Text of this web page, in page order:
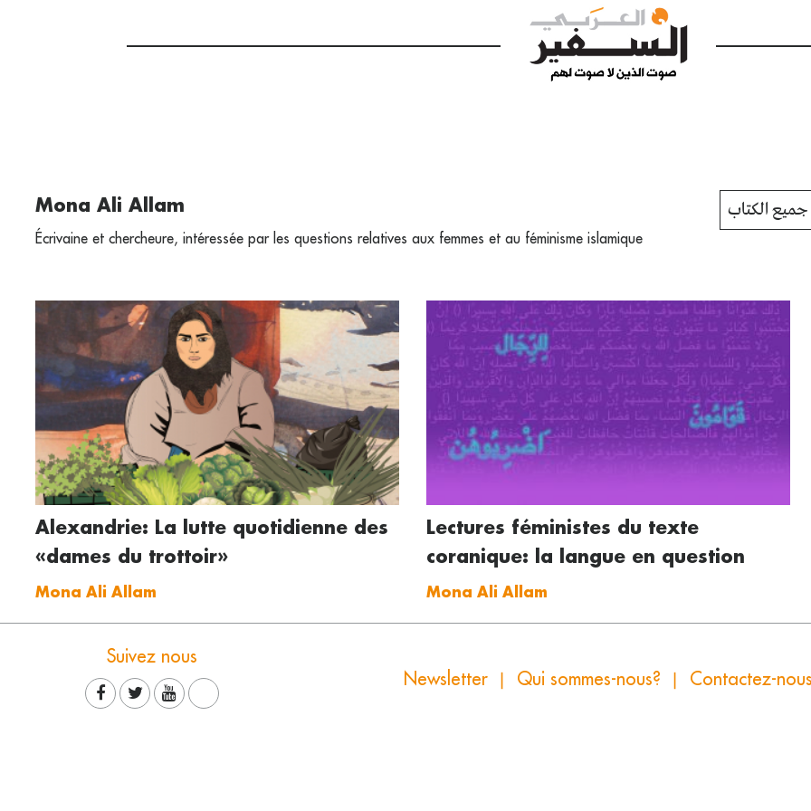
Mona Ali Allam
Écrivaine et chercheure, intéressée par les questions relatives aux femmes et au féminisme islamique
جميع الكتاب
Alexandrie: La lutte quotidienne des
«dames du trottoir»
Mona Ali Allam
Lectures féministes du texte
coranique: la langue en question
Mona Ali Allam
Suivez nous
Newsletter
Qui sommes-nous? Contactez-nous